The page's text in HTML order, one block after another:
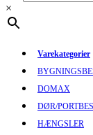
×
Varekategorier
DOMAX
DØR/
HÆNGSLER